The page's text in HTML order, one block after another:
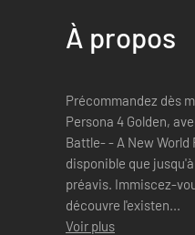
À propos
Précommandez dès
Persona 4 Golden, avec : - Reach Out to the Truth - Time To Make History - I'll
Battle- - A New World Fool - The Fog - Results * Ce
disponible que
préavis. Immiscez-vous dans la peau d'un nouvel élève poussé vers un destin inattendu quand il
découvre l'existen...
Voir plus